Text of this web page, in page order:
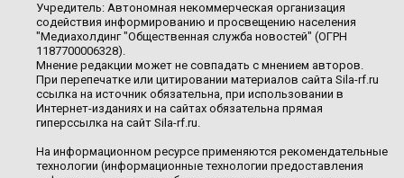
Учредитель: Автономная некоммерческая организация
содействия информированию и просвещению населения
"Медиахолдинг "Общественная служба новостей" (ОГРН
1187700006328).
Мнение редакции может не совпадать с мнением авторов.
При перепечатке или цитировании материалов сайта Sila-rf.ru
ссылка на источник обязательна, при использовании в
Интернет-изданиях и на сайтах обязательна прямая
гиперссылка на сайт Sila-rf.ru.
На информационном ресурсе применяются рекомендательные
технологии (информационные технологии предоставления